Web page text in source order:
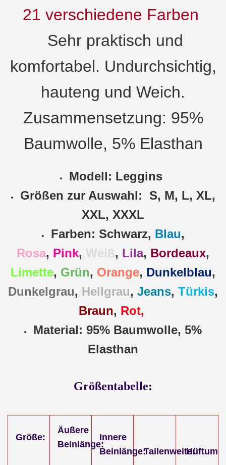
21 verschiedene Farben
Sehr praktisch und
komfortabel. Undurchsichtig,
hauteng und Weich.
Zusammensetzung: 95%
Baumwolle, 5% Elasthan
Modell: Leggins
Größen zur Auswahl: S, M, L, XL,
XXL, XXXL
Farben: Schwarz, Blau,
Rosa, Pink, Weiß, Lila, Bordeaux,
Limette, Grün, Orange, Dunkelblau,
Dunkelgrau, Hellgrau, Jeans, Türkis,
Braun, Rot,
Material: 95% Baumwolle, 5%
Elasthan
Größentabelle:
Größe:
Äußere
Beinlänge:
Innere
Beinlänge:Tailenweite: